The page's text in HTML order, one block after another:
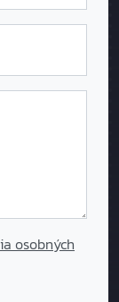
osobných